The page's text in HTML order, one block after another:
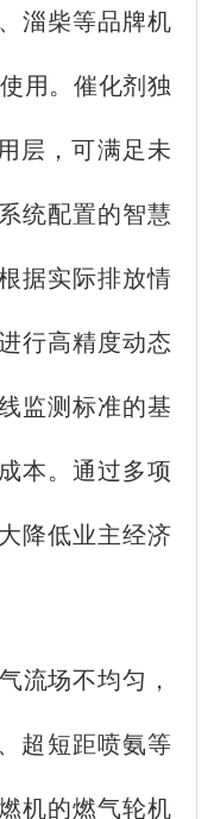
淄柴等品牌机
用。催化剂独
层，可满足未
统配置的智慧
据实际排放情
行高精度动态
监测标准的基
本。通过多项
降低业主经济
场不均匀，
超短距喷氨等
机的燃气轮机